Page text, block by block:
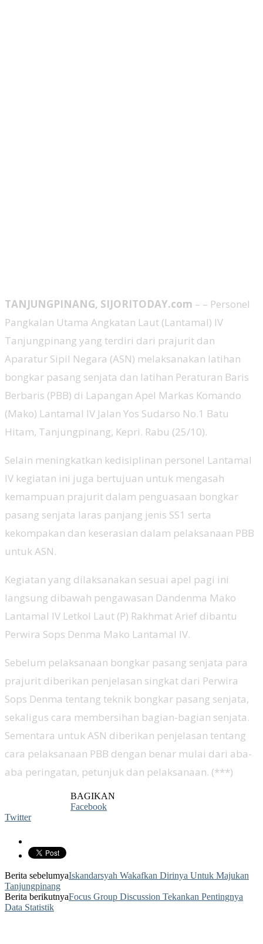
TANJUNGPINANG, SIJORITODAY.com – – Personel
Pangkalan Utama Angkatan Laut (Lantamal) IV
Tanjungpinang yang terdiri dari prajurit dan
Aparatur Sipil Negara (ASN) melaksanakan latihan
bongkar pasang senjata dan latihan Peraturan Baris
Berbaris (PBB) di Lapangan Apel Markas Komando
(Mako) Lantamal IV Jalan Yos Sudarso No.1 Batu
Hitam, Tanjungpinang, Kepri. Rabu (25/10).
Selain meningkatkan kedisiplinan personel Lantamal
IV kegiatan ini juga bertujuan untuk mengasah
kemampuan prajurit dalam penguasaan bongkar
pasang senjata laras panjang jenis SS1 serta
kekompakan dan keserasian dalam pelaksanaan PBB
untuk ASN.
Kegiatan yang dilaksanakan sesuai apel pagi ini
langsung dibawah pengawasan Dandenma Mako
Lantamal IV Letkol Laut (P) Rakhmat Arief dibantu
Perwira Sops Denma Mako Lantamal IV.
Sebelum pelaksanaan bongkar pasang senjata para
prajurit diberikan penjelasan singkat dari Perwira
Sops Denma tentang teknik bongkar pasang senjata,
sekaligus cara membersihan bagian-bagian senjata.
Sementara untuk ASN diberikan penjelasan tentang
cara pelaksanaan PBB dengan benar mulai dari aba-
aba peringatan, petunjuk dan pelaksanaan. (***)
BAGIKAN
Facebook
Twitter
Berita sebelumyaIskandarsyah Wakafkan Dirinya Untuk Majukan
Tanjungpinang
Berita berikutnyaFocus Group Discussion Tekankan Pentingnya
Data Statistik